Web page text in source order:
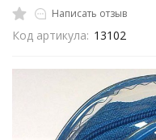
Написать отзыв
Код артикула: 13102